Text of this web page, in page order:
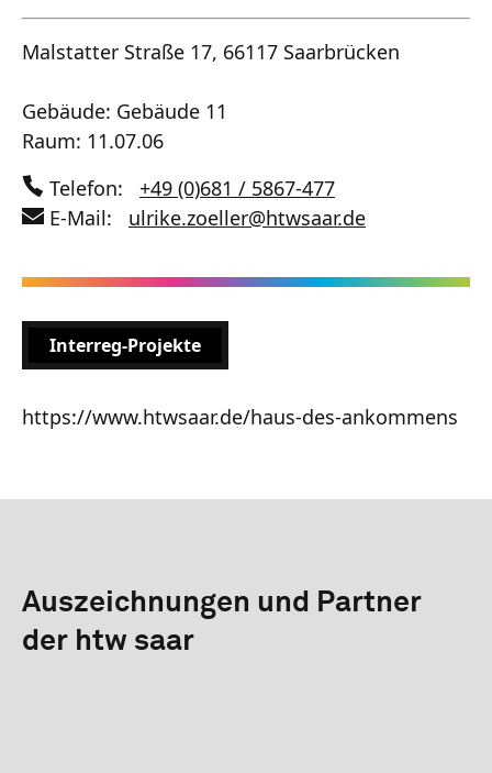
Malstatter Straße 17, 66117 Saarbrücken
Gebäude: Gebäude 11
Raum: 11.07.06
Telefon:
+49 (0)681 / 5867-477
E-Mail:
ulrike.zoeller@htwsaar.de
Interreg-Projekte
https://www.htwsaar.de/haus-des-ankommens
Auszeichnungen und Partner
der htw saar